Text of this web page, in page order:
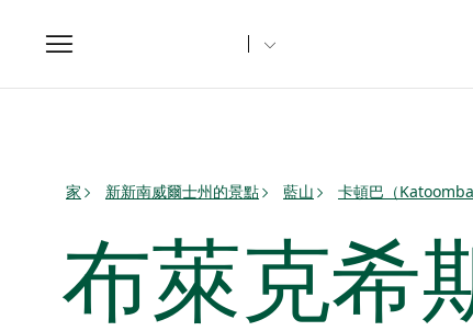
Toggle
navigation
家 新新南威爾士州的景點 藍山 卡頓巴（
布萊克希